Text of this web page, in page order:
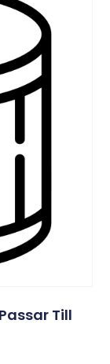
Till